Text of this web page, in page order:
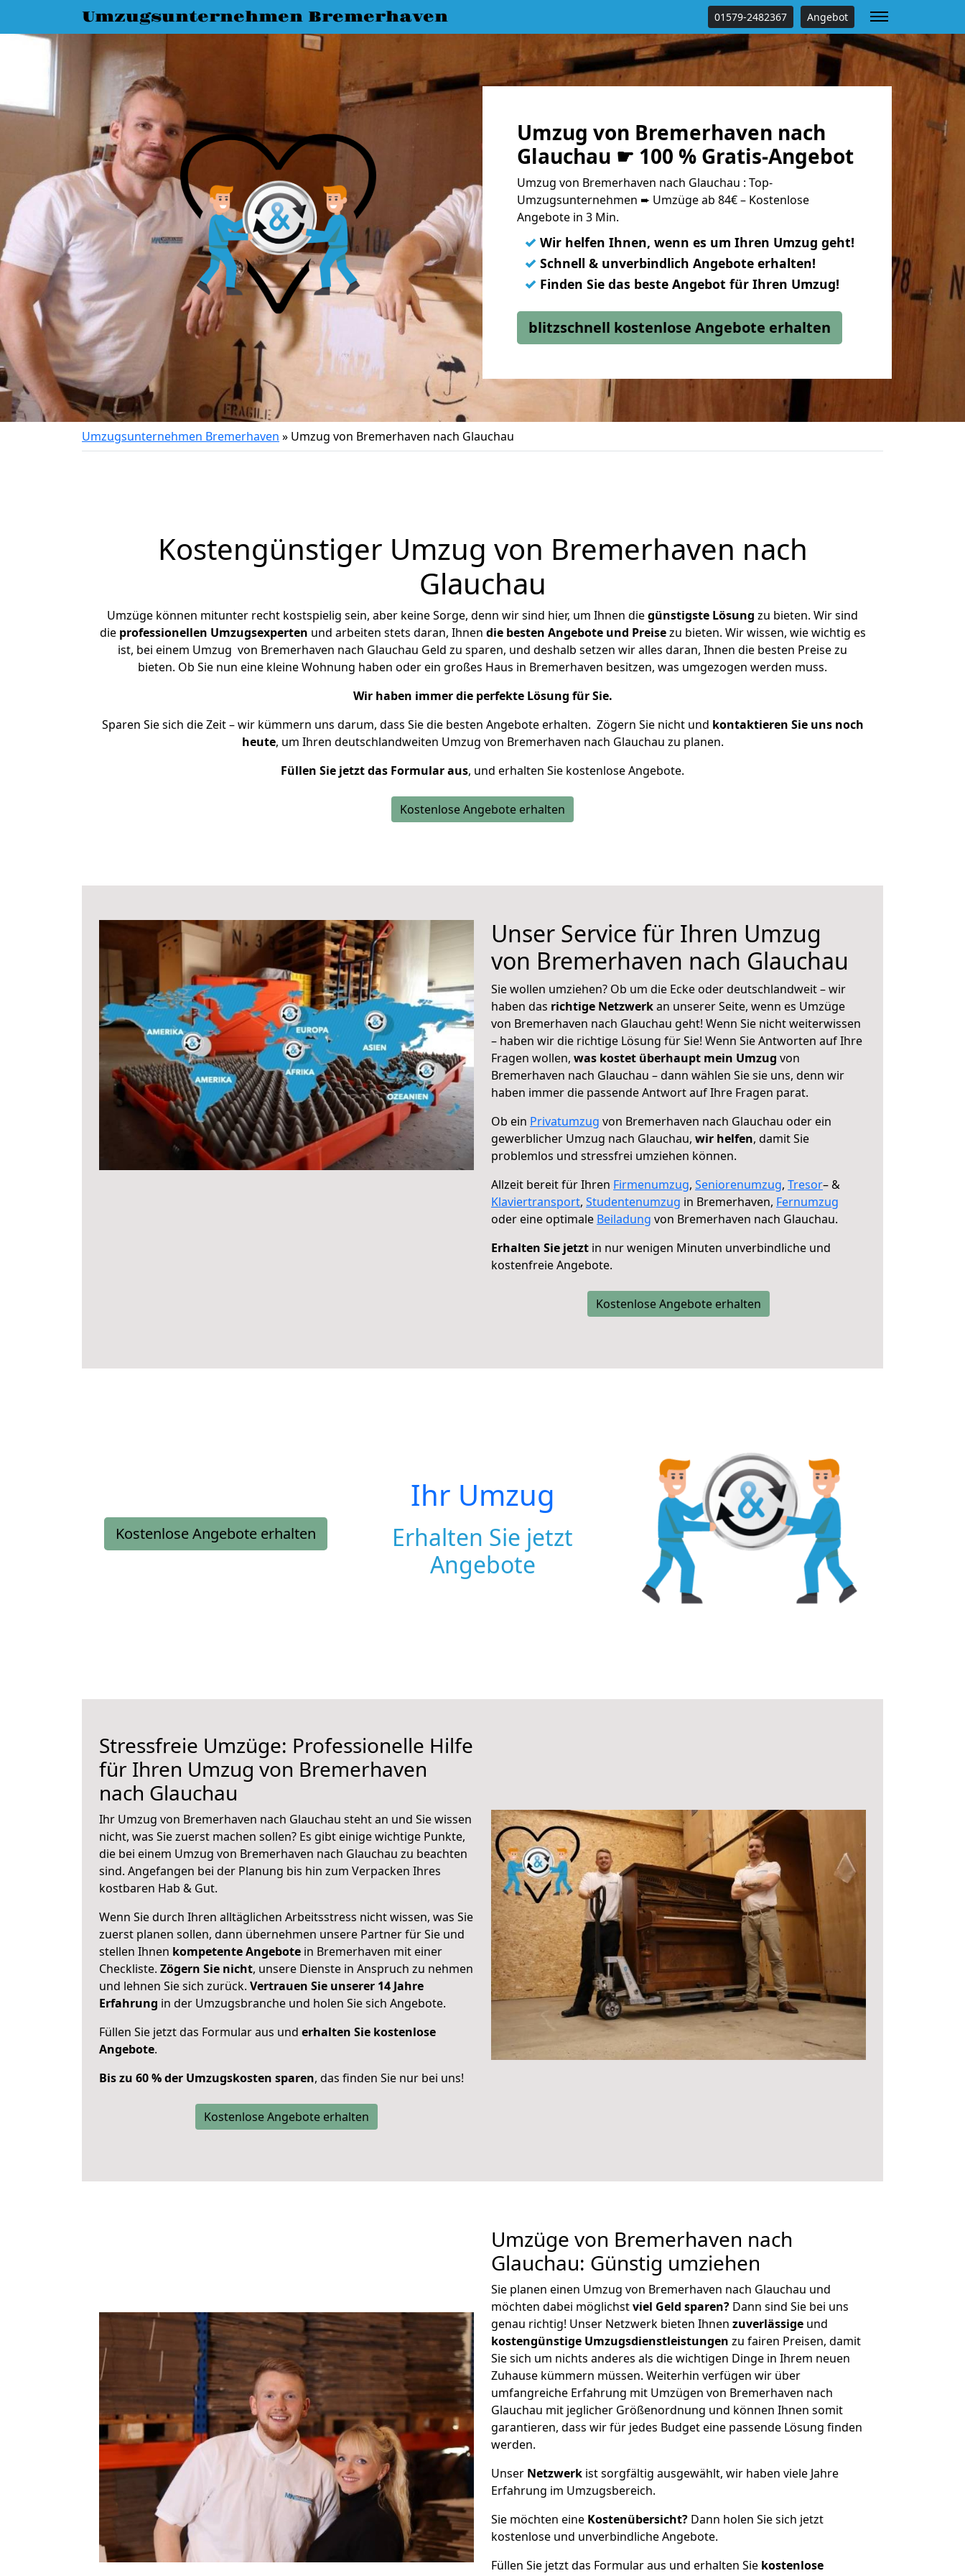
Umzugsunternehmen Bremerhaven 01579-2482367 Angebot
Umzug von Bremerhaven nach
Glauchau ☛ 100 % Gratis-Angebot
Umzug von Bremerhaven nach Glauchau : Top-
Umzugsunternehmen ➨ Umzüge ab 84€ – Kostenlose
Angebote in 3 Min.
✓ Wir helfen Ihnen, wenn es um Ihren Umzug geht!
✓ Schnell & unverbindlich Angebote erhalten!
✓ Finden Sie das beste Angebot für Ihren Umzug!
blitzschnell kostenlose Angebote erhalten
Umzugsunternehmen Bremerhaven » Umzug von Bremerhaven nach Glauchau
Kostengünstiger Umzug von Bremerhaven nach
Glauchau
Umzüge können mitunter recht kostspielig sein, aber keine Sorge, denn wir sind hier, um Ihnen diegünstigste Lösung zu bieten. Wir sind
die professionellen Umzugsexperten und arbeiten stets daran, Ihnen die besten Angebote und Preisezu bieten. Wir wissen, wie wichtig es
ist, bei einem Umzug von Bremerhaven nach Glauchau Geld zu sparen, und deshalb setzen wir alles daran, Ihnen die besten Preise zu
bieten. Ob Sie nun eine kleine Wohnung haben oder ein großes Haus in Bremerhaven besitzen, was umgezogen werden muss.
Wir haben immer die perfekte Lösung für Sie.
Sparen Sie sich die Zeit – wir kümmern uns darum, dass Sie die besten Angebote erhalten. Zögern Sie nicht und kontaktieren Sie uns noch
heute, um Ihren deutschlandweiten Umzug von Bremerhaven nach Glauchau zu planen.
Füllen Sie jetzt das Formular aus, und erhalten Sie kostenlose Angebote.
Kostenlose Angebote erhalten
Unser Service für Ihren Umzug
von Bremerhaven nach Glauchau
Sie wollen umziehen? Ob um die Ecke oder deutschlandweit – wir
haben das richtige Netzwerkan unserer Seite, wenn es Umzüge
von Bremerhaven nach Glauchau geht! Wenn Sie nicht weiterwissen
– haben wir die richtige Lösung für Sie! Wenn Sie Antworten auf Ihre
Fragen wollen, was kostet überhaupt mein Umzug von
Bremerhaven nach Glauchau – dann wählen Sie sie uns, denn wir
haben immer die passende Antwort auf Ihre Fragen parat.
Ob ein Privatumzug von Bremerhaven nach Glauchau oder ein
gewerblicher Umzug nach Glauchau, wir helfen, damit Sie
problemlos und stressfrei umziehen können.
Allzeit bereit für Ihren Firmenumzug, Seniorenumzug, Tresor– &
Klaviertransport, Studentenumzug in Bremerhaven, Fernumzug
oder eine optimale Beiladung von Bremerhaven nach Glauchau.
Erhalten Sie jetzt in nur wenigen Minuten unverbindliche und
kostenfreie Angebote.
Kostenlose Angebote erhalten
Kostenlose Angebote erhalten
Ihr Umzug
Erhalten Sie jetzt
Angebote
Stressfreie Umzüge: Professionelle Hilfe
für Ihren Umzug von Bremerhaven
nach Glauchau
Ihr Umzug von Bremerhaven nach Glauchau steht an und Sie wissen
nicht, was Sie zuerst machen sollen? Es gibt einige wichtige Punkte,
die bei einem Umzug von Bremerhaven nach Glauchau zu beachten
sind. Angefangen bei der Planung bis hin zum Verpacken Ihres
kostbaren Hab & Gut.
Wenn Sie durch Ihren alltäglichen Arbeitsstress nicht wissen, was Sie
zuerst planen sollen, dann übernehmen unsere Partner für Sie und
stellen Ihnen kompetente Angebote in Bremerhaven mit einer
Checkliste. Zögern Sie nicht, unsere Dienste in Anspruch zu nehmen
und lehnen Sie sich zurück. Vertrauen Sie unserer 14 Jahre
Erfahrung in der Umzugsbranche und holen Sie sich Angebote.
Füllen Sie jetzt das Formular aus und erhalten Sie kostenlose
Angebote.
Bis zu 60 % der Umzugskosten sparen, das finden Sie nur bei uns!
Kostenlose Angebote erhalten
Umzüge von Bremerhaven nach
Glauchau: Günstig umziehen
Sie planen einen Umzug von Bremerhaven nach Glauchau und
möchten dabei möglichstviel Geld sparen? Dann sind Sie bei uns
genau richtig! Unser Netzwerk bieten Ihnen zuverlässige und
kostengünstige Umzugsdienstleistungen zu fairen Preisen, damit
Sie sich um nichts anderes als die wichtigen Dinge in Ihrem neuen
Zuhause kümmern müssen. Weiterhin verfügen wir über
umfangreiche Erfahrung mit Umzügen von Bremerhaven nach
Glauchau mit jeglicher Größenordnung und können Ihnen somit
garantieren, dass wir für jedes Budget eine passende Lösung finden
werden.
Unser Netzwerk ist sorgfältig ausgewählt, wir haben viele Jahre
Erfahrung im Umzugsbereich.
Sie möchten eine Kostenübersicht? Dann holen Sie sich jetzt
kostenlose und unverbindliche Angebote.
Füllen Sie jetzt das Formular aus und erhalten Sie kostenlose